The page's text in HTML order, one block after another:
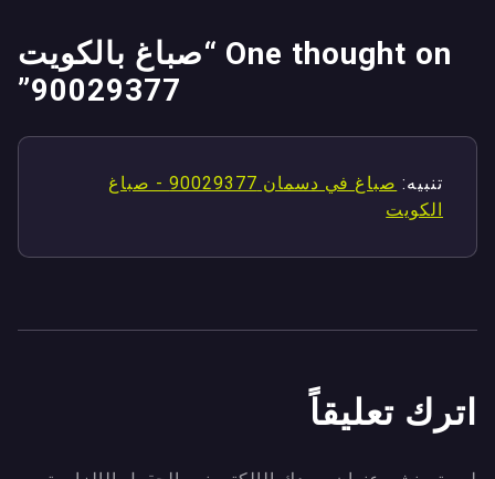
One thought on “
صباغ بالكويت
90029377
”
تنبيه:
صباغ في دسمان 90029377 - صباغ
الكويت
اترك تعليقاً